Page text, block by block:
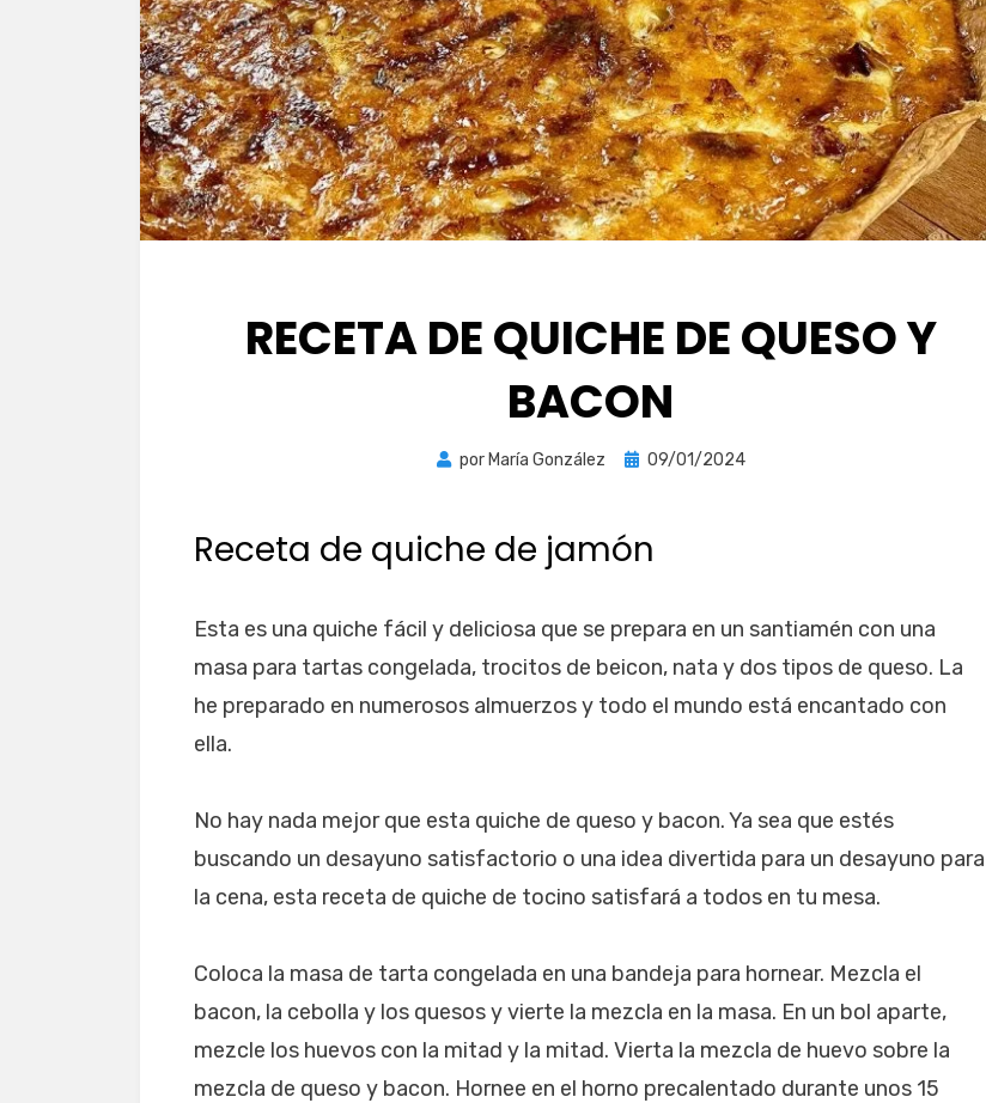
RECETA DE QUICHE DE QUESO Y
BACON
por María González
Publicada
09/01/2024
Receta de quiche de jamón
Esta es una quiche fácil y deliciosa que se prepara en un santiamén con una
masa para tartas congelada, trocitos de beicon, nata y dos tipos de queso. La
he preparado en numerosos almuerzos y todo el mundo está encantado con
ella.
No hay nada mejor que esta quiche de queso y bacon. Ya sea que estés
buscando un desayuno satisfactorio o una idea divertida para un desayuno para
la cena, esta receta de quiche de tocino satisfará a todos en tu mesa.
Coloca la masa de tarta congelada en una bandeja para hornear. Mezcla el
bacon, la cebolla y los quesos y vierte la mezcla en la masa. En un bol aparte,
mezcle los huevos con la mitad y la mitad. Vierta la mezcla de huevo sobre la
mezcla de queso y bacon. Hornee en el horno precalentado durante unos 15